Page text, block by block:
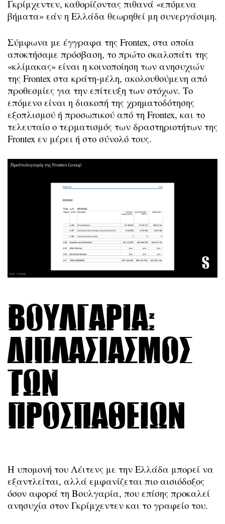
Γκρίμχεντεν, καθορίζοντας πιθανά «επόμενα
βήματα» εάν η Ελλάδα θεωρηθεί μη συνεργάσιμη.
Σύμφωνα με έγγραφα της Frontex, στα οποία
αποκτήσαμε πρόσβαση, το πρώτο σκαλοπάτι της
«κλίμακας» είναι η κοινοποίηση των ανησυχιών
της Frontex στα κράτη-μέλη, ακολουθούμενη από
προθεσμίες για την επίτευξη των στόχων. Το
επόμενο είναι η διακοπή της χρηματοδότησης
εξοπλισμού ή προσωπικού από τη Frontex, και το
τελευταίο ο τερματισμός των δραστηριοτήτων της
Frontex εν μέρει ή στο σύνολό τους.
Βουλγαρία:
Διπλασιασμός
των
προσπαθειών
Η υπομονή του Λέιτενς με την Ελλάδα μπορεί να
εξαντλείται, αλλά εμφανίζεται πιο αισιόδοξος
όσον αφορά τη Βουλγαρία, που επίσης προκαλεί
ανησυχία στον Γκρίμχεντεν και το γραφείο του.